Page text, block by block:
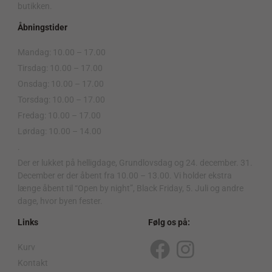
butikken.
Åbningstider
Mandag: 10.00 – 17.00
Tirsdag: 10.00 – 17.00
Onsdag: 10.00 – 17.00
Torsdag: 10.00 – 17.00
Fredag: 10.00 – 17.00
Lørdag: 10.00 – 14.00
Der er lukket på helligdage, Grundlovsdag og 24. december. 31.
December er der åbent fra 10.00 – 13.00. Vi holder ekstra
længe åbent til “Open by night”, Black Friday, 5. Juli og andre
dage, hvor byen fester.
Links
Kurv
Kontakt
Følg os på:
F
I